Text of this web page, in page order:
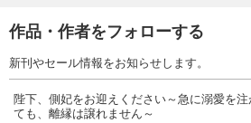
作品・作者をフォローする
新刊やセール情報をお知らせします。
陛下、側妃をお迎えください～急に溺愛を注
ても、離縁は譲れません～